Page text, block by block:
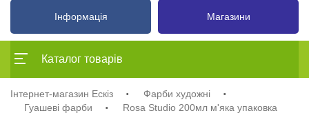
Інформація Магазини
Каталог товарів
Інтернет-магазин Ескіз
Фарби художні
Гуашеві фарби
Rosa Studio 200мл м'яка упаковка